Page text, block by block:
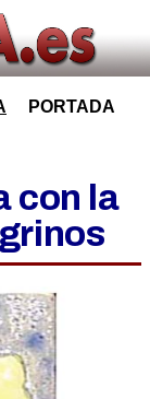
PORTADA
con la